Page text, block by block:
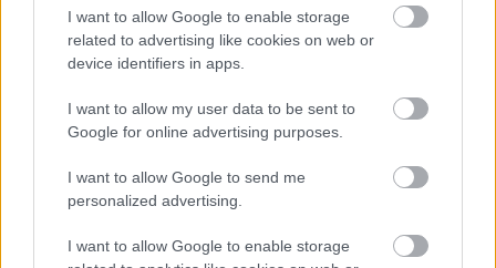
I want to allow Google to enable storage
related to advertising like cookies on web or
device identifiers in apps.
I want to allow my user data to be sent to
Google for online advertising purposes.
I want to allow Google to send me
personalized advertising.
I want to allow Google to enable storage
Kövess minket a Facebookon
Parc Fermé
11 órája